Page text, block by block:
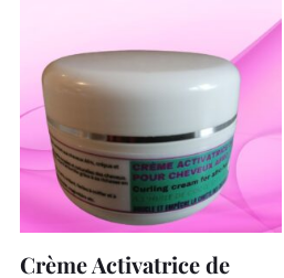
Crème Activatrice de